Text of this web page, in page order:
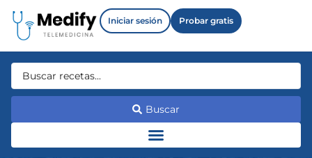
Iniciar sesión Probar gratis
Buscar